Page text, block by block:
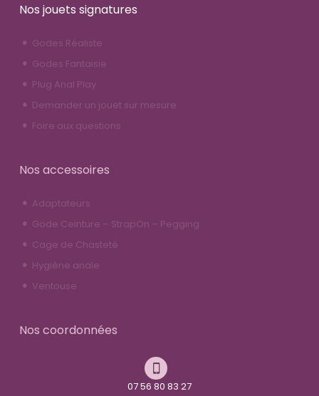
Nos jouets signatures
Godes Réaliste
Godes Fantaisie
Plug Anal Play
Demander un jouet sur mesure
Foire aux questions
Nos accessoires
Adaptateurs
Gode Ceinture – StrapOn – Pegging
Cage de Chasteté
Hygiène anale
Ventouse
Nos coordonnées
07 56 80 83 27